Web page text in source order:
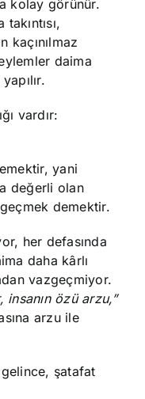
kolay görünür.
kaçınılmaz
daima
vardır:
yani
değerli olan
demektir.
her defasında
daha kârlı
vazgeçmiyor.
insanın özü arzu,”
arzu ile
şatafat